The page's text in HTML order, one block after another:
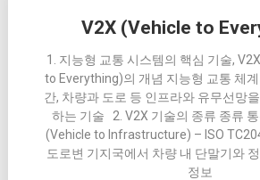
V2X (Vehicle to
1. 지능형 교통 시스템의 핵심 기술,
to Everything)의 개념 지능형 교통 체
간, 차량과 도로 등 인프라와 유무선망
하는 기술 2. V2X 기술의 종류 종류 통
(Vehicle to Infrastructure) – ISO
도로변 기지국에서 차량 내 단말기와
정보
navigation